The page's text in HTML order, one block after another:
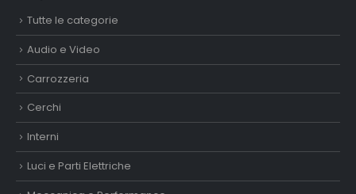
Audio e Video
Carrozzeria
Cerchi
Interni
Luci e Parti Elettriche
Meccanica e Performance